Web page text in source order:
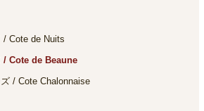
/ Cote de Nuits
/ Cote de Beaune
/ Cote Chalonnaise